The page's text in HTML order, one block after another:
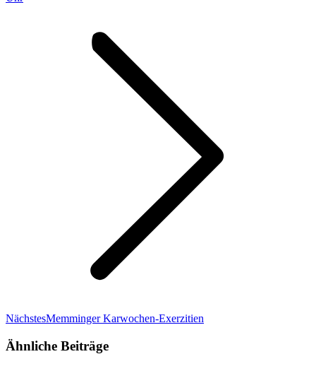
NächstesNächster
Memminger Karwochen-Exerzitien
Ähnliche Beiträge